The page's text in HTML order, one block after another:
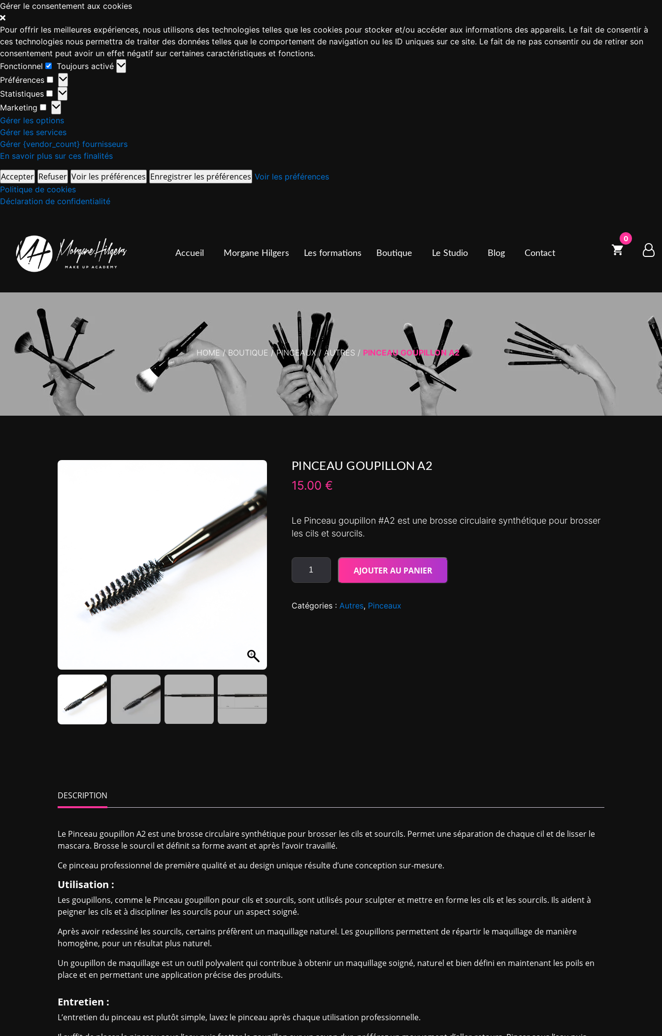
Gérer le consentement aux cookies
Pour offrir les meilleures expériences, nous utilisons des technologies telles que les cookies pour stocker et/ou accéder aux informations des appareils. Le fait de consentir à
ces technologies nous permettra de traiter des données telles que le comportement de navigation ou les ID uniques sur ce site. Le fait de ne pas consentir ou de retirer son
consentement peut avoir un effet négatif sur certaines caractéristiques et fonctions.
Fonctionnel
Toujours activé
Préférences
Statistiques
Marketing
Gérer les options
Gérer les services
Gérer {vendor_count} fournisseurs
En savoir plus sur ces finalités
Accepter Refuser Voir les préférences Enregistrer les préférences Voir les préférences
Politique de cookies
Déclaration de confidentialité
Accueil Morgane Hilgers Les formations Boutique Le Studio Blog Contact
0
HOME / BOUTIQUE / PINCEAUX / AUTRES / PINCEAU GOUPILLON A2
PINCEAU GOUPILLON A2
15.00 €
Le Pinceau goupillon #A2 est une brosse circulaire synthétique pour brosser
les cils et sourcils.
AJOUTER AU PANIER
Catégories : Autres, Pinceaux
DESCRIPTION
Le Pinceau goupillon A2 est une brosse circulaire synthétique pour brosser les cils et sourcils. Permet une séparation de chaque cil et de lisser le
mascara. Brosse le sourcil et définit sa forme avant et après l’avoir travaillé.
Ce pinceau professionnel de première qualité et au design unique résulte d’une conception sur-mesure.
Utilisation :
Les goupillons, comme le Pinceau goupillon pour cils et sourcils, sont utilisés pour sculpter et mettre en forme les cils et les sourcils. Ils aident à
peigner les cils et à discipliner les sourcils pour un aspect soigné.
Après avoir redessiné les sourcils, certains préfèrent un maquillage naturel. Les goupillons permettent de répartir le maquillage de manière
homogène, pour un résultat plus naturel.
Un goupillon de maquillage est un outil polyvalent qui contribue à obtenir un maquillage soigné, naturel et bien défini en maintenant les poils en
place et en permettant une application précise des produits.
Entretien :
L’entretien du pinceau est plutôt simple, lavez le pinceau après chaque utilisation professionnelle.